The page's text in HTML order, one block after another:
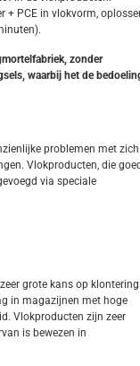
+ PCE in vlokvorm,
zonder
waarbij het de
problemen met zich
Vlokproducten, die
via speciale
grote kans op klontering
in magazijnen met hoge
Vlokproducten zijn zeer
is bewezen in